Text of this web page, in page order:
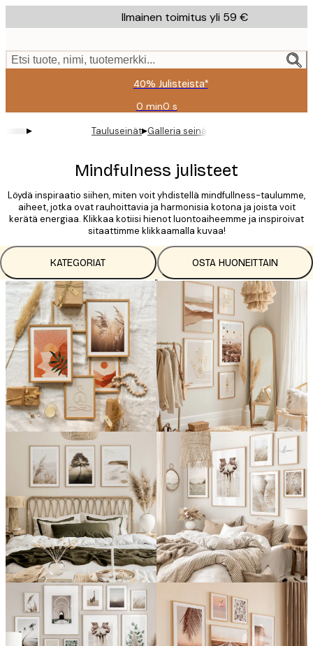
to
content.
Ilmainen toimitus yli 59 €
Etsi tuote, nimi, tuotemerkki...
40% Julisteista*
0 min0 s
Voimassa
asti:
2026-
▸ Tauluseinät▸Galleria seinä
Mindfulness julisteet
Löydä inspiraatio siihen, miten voit yhdistellä mindfullness-taulumme,
aiheet, jotka ovat rauhoittavia ja harmonisia kotona ja joista voit
kerätä energiaa. Klikkaa kotiisi hienot luontoaiheemme ja inspiroivat
sitaattimme klikkaamalla kuvaa!
KATEGORIAT OSTA HUONEITTAIN